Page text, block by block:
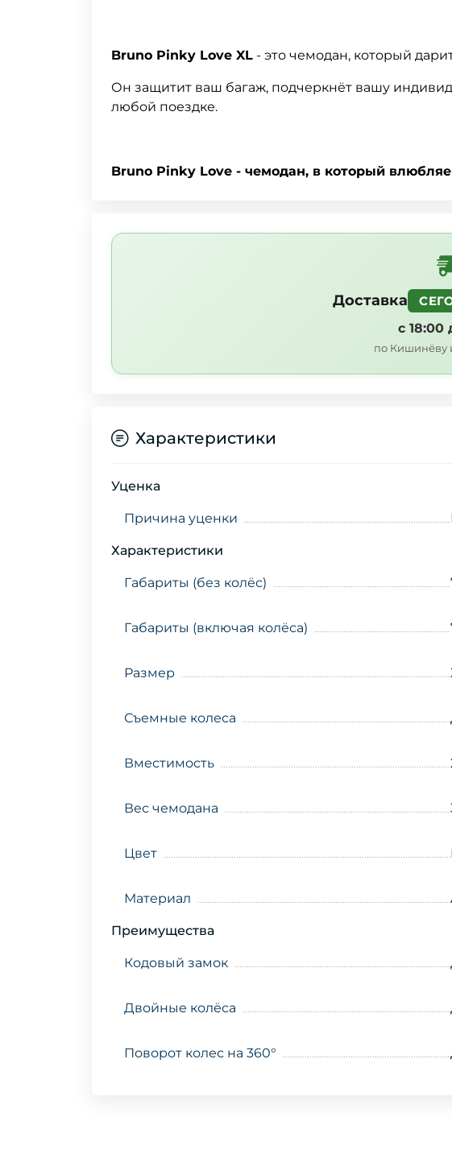
Bruno Pinky Love XL - это чемодан, который
Он защитит ваш багаж, подчеркнёт вашу
любой поездке.
Bruno Pinky Love - чемодан, в который
Доставка
с 18:00
по Кишинёву
Характеристики
Уценка
Причина уценки
Характеристики
Габариты (без колёс)
Габариты (включая колёса)
Размер
Съемные колеса
Вместимость
Вес чемодана
Цвет
Материал
Преимущества
Кодовый замок
Двойные колёса
Поворот колес на 360°